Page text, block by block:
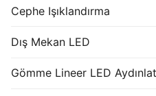
Cephe Işıklandırma
Dış Mekan LED
Gömme Lineer LED